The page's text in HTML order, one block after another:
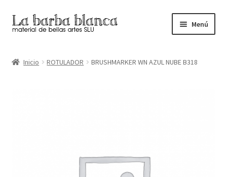
Ir
a
navegación
Ir
al
Menú
Inicio ROTULADOR BRUSHMARKER WN AZUL NUBE B318